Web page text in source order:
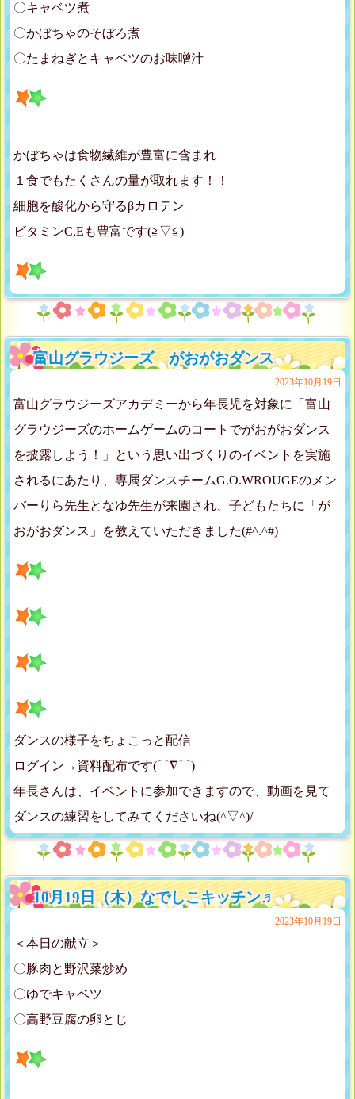
〇キャベツ煮
〇かぼちゃのそぼろ煮
〇たまねぎとキャベツのお味噌汁
かぼちゃは食物繊維が豊富に含まれ
１食でもたくさんの量が取れます！！
細胞を酸化から守るβカロテン
ビタミンC,Eも豊富です(≧▽≦)
富山グラウジーズ がおがおダンス
2023年10月19日
富山グラウジーズアカデミーから年長児を対象に「富山
グラウジーズのホームゲームのコートでがおがおダンス
を披露しよう！」という思い出づくりのイベントを実施
されるにあたり、専属ダンスチームG.O.WROUGEのメン
バーりら先生となゆ先生が来園され、子どもたちに「が
おがおダンス」を教えていただきました(#^.^#)
ダンスの様子をちょこっと配信
ログイン→資料配布です(⌒∇⌒)
年長さんは、イベントに参加できますので、動画を見て
ダンスの練習をしてみてくださいね(^▽^)/
10月19日（木）なでしこキッチン♬
2023年10月19日
＜本日の献立＞
〇豚肉と野沢菜炒め
〇ゆでキャベツ
〇高野豆腐の卵とじ